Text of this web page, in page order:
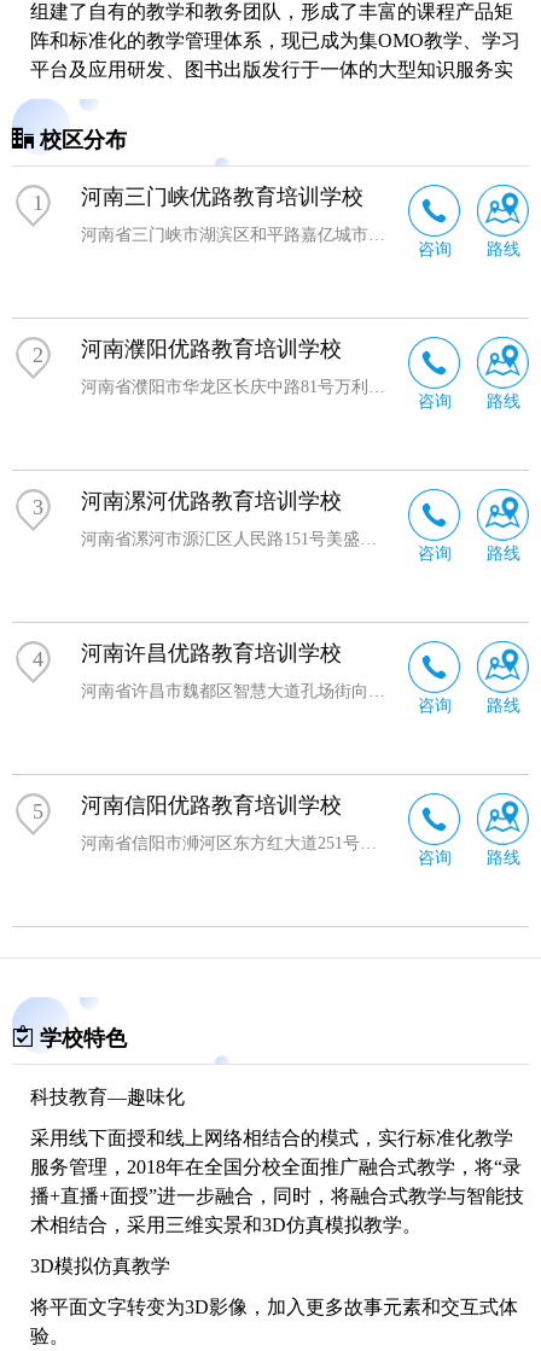
组建了自有的教学和教务团队，形成了丰富的课程产品矩
阵和标准化的教学管理体系，现已成为集OMO教学、学习
平台及应用研发、图书出版发行于一体的大型知识服务实
体和综合性教育服务机构。
校区分布
1 河南三门峡优路教育培训学校
河南省三门峡市湖滨区和平路嘉亿城市广场4号楼1019室
咨询 路线
2 河南濮阳优路教育培训学校
河南省濮阳市华龙区长庆中路81号万利财富广场708室
咨询 路线
3 河南漯河优路教育培训学校
河南省漯河市源汇区人民路151号美盛大厦A座8层823室
咨询 路线
4 河南许昌优路教育培训学校
河南省许昌市魏都区智慧大道孔场街向东20米新田360广场3号楼701室
咨询 路线
5 河南信阳优路教育培训学校
河南省信阳市浉河区东方红大道251号亚兴大厦1802室
咨询 路线
学校特色
科技教育—趣味化
采用线下面授和线上网络相结合的模式，实行标准化教学
服务管理，2018年在全国分校全面推广融合式教学，将“录
播+直播+面授”进一步融合，同时，将融合式教学与智能技
术相结合，采用三维实景和3D仿真模拟教学。
3D模拟仿真教学
将平面文字转变为3D影像，加入更多故事元素和交互式体
验。